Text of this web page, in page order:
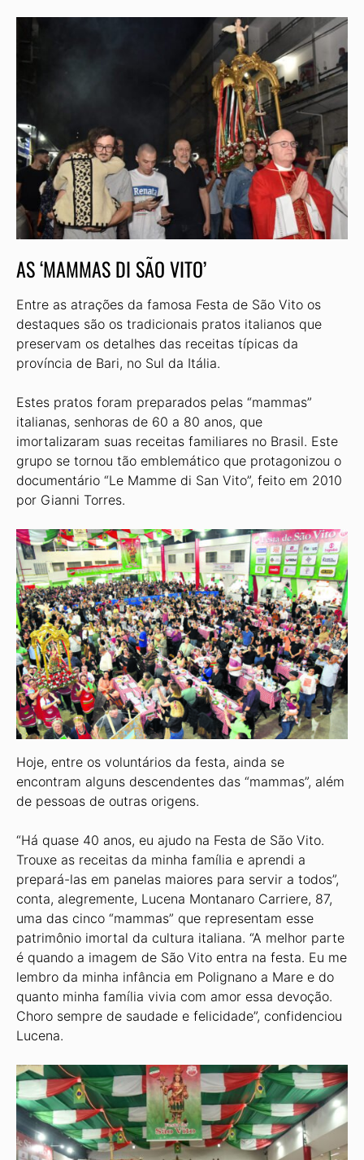
AS ‘MAMMAS DI SÃO VITO’
Entre as atrações da famosa Festa de São Vito os
destaques são os tradicionais pratos italianos que
preservam os detalhes das receitas típicas da
província de Bari, no Sul da Itália.
Estes pratos foram preparados pelas “mammas”
italianas, senhoras de 60 a 80 anos, que
imortalizaram suas receitas familiares no Brasil. Este
grupo se tornou tão emblemático que protagonizou o
documentário “Le Mamme di San Vito”, feito em 2010
por Gianni Torres.
Hoje, entre os voluntários da festa, ainda se
encontram alguns descendentes das “mammas”, além
de pessoas de outras origens.
“Há quase 40 anos, eu ajudo na Festa de São Vito.
Trouxe as receitas da minha família e aprendi a
prepará-las em panelas maiores para servir a todos”,
conta, alegremente, Lucena Montanaro Carriere, 87,
uma das cinco “mammas” que representam esse
patrimônio imortal da cultura italiana. “A melhor parte
é quando a imagem de São Vito entra na festa. Eu me
lembro da minha infância em Polignano a Mare e do
quanto minha família vivia com amor essa devoção.
Choro sempre de saudade e felicidade”, confidenciou
Lucena.